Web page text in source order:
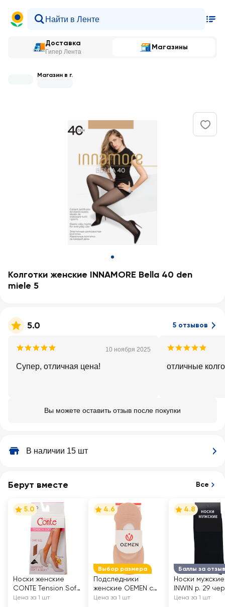
Доставка
Гипер Лента
Магазины
Магазин в г.
Колготки женские INNAMORE Bella 40 den
miele 5
5.0 5 отзывов
10 ноября 2025
Супер, отличная цена! отличные
Вы можете оставить отзыв после покупки
В наличии 15 шт
Берут вместе Все
5.0
Носки женские
CONTE Tension Soft
40 den, natural, Арт.
Цена за 1 шт
Выбор размера
4.6
Подследники
женские OEMEN с
силиконовой
Цена за 1 шт
Баллы за отзыв
4.8
Носки мужские
INWIN р. 29
Арт. BMS02-01
Цена за 1 шт